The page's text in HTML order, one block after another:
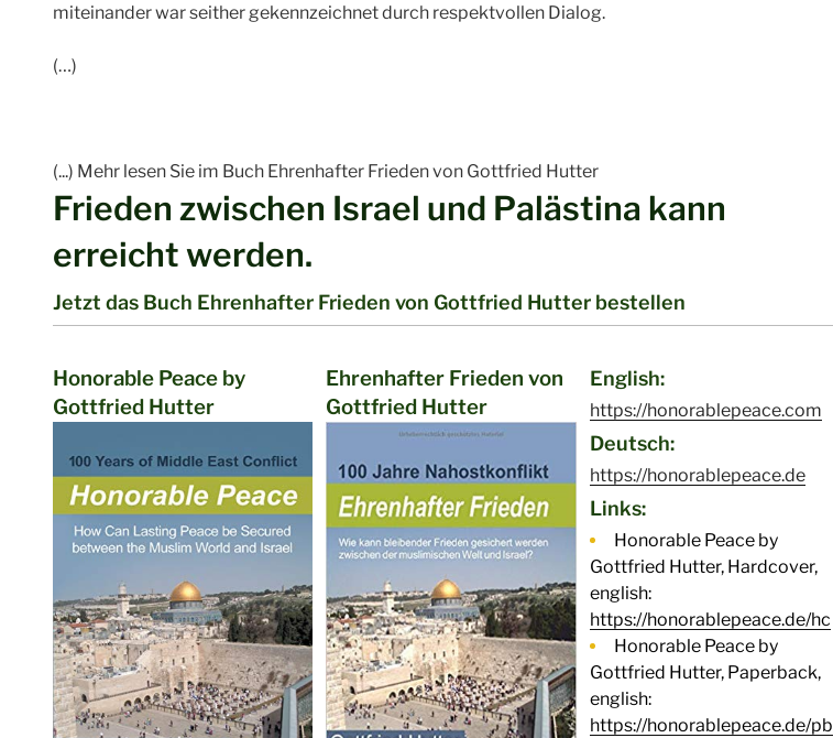
miteinander war seither gekennzeichnet durch respektvollen Dialog.
(…)
(...) Mehr lesen Sie im Buch Ehrenhafter Frieden von Gottfried Hutter
Frieden zwischen Israel und Palästina kann
erreicht werden.
Jetzt das Buch Ehrenhafter Frieden von Gottfried Hutter bestellen
Honorable Peace by
Gottfried Hutter
Ehrenhafter Frieden von
Gottfried Hutter
English:
https://honorablepeace.com
Deutsch:
https://honorablepeace.de
Links:
Honorable Peace by
Gottfried Hutter, Hardcover,
english:
https://honorablepeace.de/hc
Honorable Peace by
Gottfried Hutter, Paperback,
english:
https://honorablepeace.de/pb